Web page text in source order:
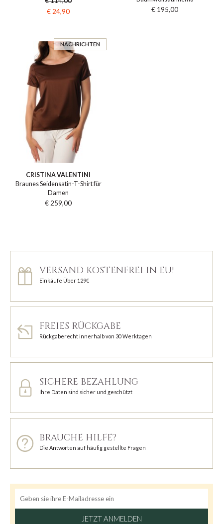
€ 24,90
€ 195,00
NACHRICHTEN
CRISTINA VALENTINI
Braunes Seidensatin-T-Shirt für
Damen
€ 259,00
VERSAND KOSTENFREI IN EU!
Einkäufe Über 129€
FREIES RÜCKGABE
Rückgaberecht innerhalb von 30 Werktagen
SICHERE BEZAHLUNG
Ihre Daten sind sicher und geschützt
BRAUCHE HILFE?
Die Antworten auf häufig gestellte Fragen
JETZT ANMELDEN